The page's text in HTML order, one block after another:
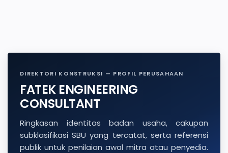
DIREKTORI KONSTRUKSI — PROFIL PERUSAHAAN
FATEK ENGINEERING
CONSULTANT
Ringkasan identitas badan usaha, cakupan
subklasifikasi SBU yang tercatat, serta referensi
publik untuk penilaian awal mitra atau penyedia.